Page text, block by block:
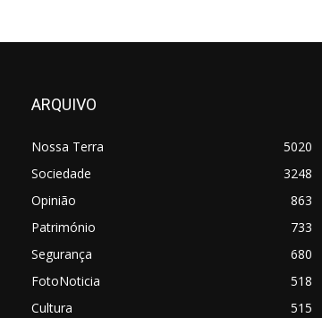
ARQUIVO
Nossa Terra
5020
Sociedade
3248
Opinião
863
Património
733
Segurança
680
FotoNoticia
518
Cultura
515